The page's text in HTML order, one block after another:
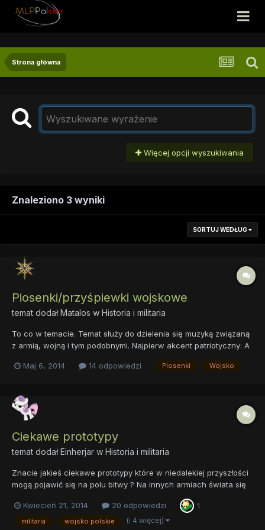
Strona główna
Więcej opcji wyszukiwania
Znaleziono 3 wyniki
SORTUJ WEDŁUG
Piosenki/przyśpiewki wojskowe
temat dodałMatalos w Historia i militaria
To co w temacie. Temat służy do dzielenia się muzyką związaną
z armią, wojną i tym podobnymi. Najpierw akcent patriotyczny: A
Maj 6, 2014
14 odpowiedzi Piosenki Wojsko
Ciekawe prototypy
temat dodałEinherjar w Historia i militaria
Znacie jakieś ciekawe prototypy które w niedalekiej przyszłości
mogą pojawić się na polu bitwy ? Na innych armiach świata się
może trafią kiedyś do naszego wojska. 1. MSBS 5.56 (produkcja
seryjna ma się zacząć jeszcze w tym roku) http:...
Kwiecień 21, 2014 20 odpowiedzi 1
militaria wojsko polskie (i 4 więcej)